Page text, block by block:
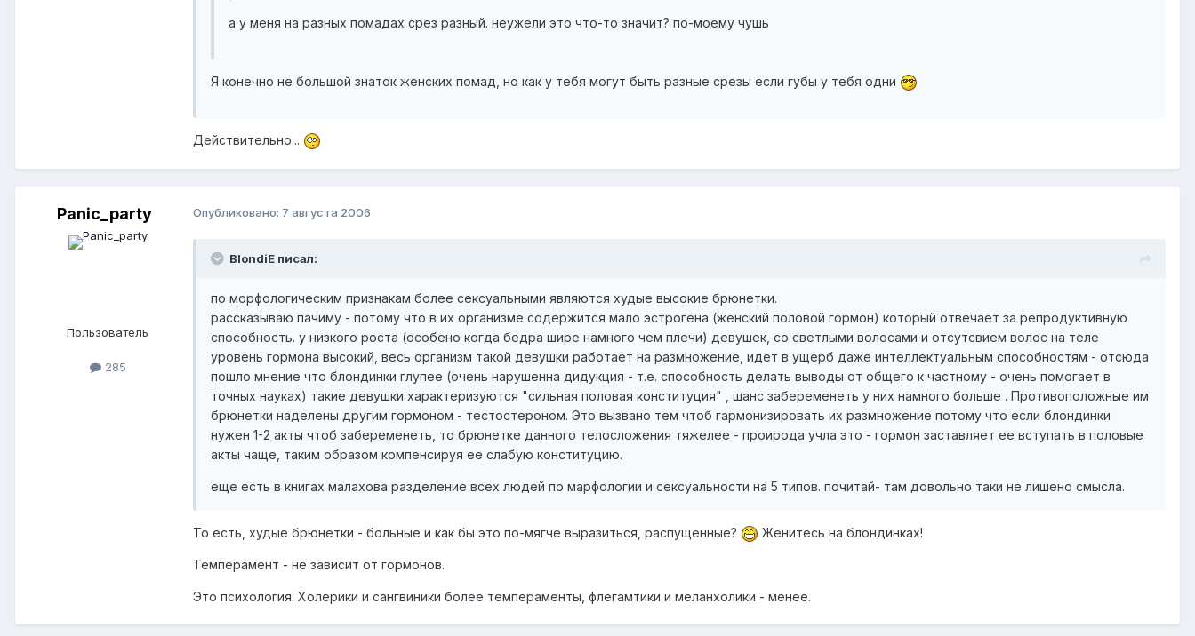
а у меня на разных помадах срез разный. неужели это что-то значит? по-моему чушь
Я конечно не большой знаток женских помад, но как у тебя могут быть разные срезы если губы у тебя одни
Действительно...
Panic_party
Пользователь
285
Опубликовано: 7 августа 2006
BlondiE писал:
по морфологическим признакам более сексуальными являются худые высокие брюнетки.
рассказываю пачиму - потому что в их организме содержится мало эстрогена (женский половой гормон) который отвечает за репродуктивную
способность. у низкого роста (особено когда бедра шире намного чем плечи) девушек, со светлыми волосами и отсутсвием волос на теле
уровень гормона высокий, весь организм такой девушки работает на размножение, идет в ущерб даже интеллектуальным способностям - отсюда
пошло мнение что блондинки глупее (очень нарушенна дидукция - т.е. способность делать выводы от общего к частному - очень помогает в
точных науках) такие девушки характеризуются "сильная половая конституция" , шанс забеременеть у них намного больше . Противоположные им
брюнетки наделены другим гормоном - тестостероном. Это вызвано тем чтоб гармонизировать их размножение потому что если блондинки
нужен 1-2 акты чтоб забеременеть, то брюнетке данного телосложения тяжелее - проирода учла это - гормон заставляет ее вступать в половые
акты чаще, таким образом компенсируя ее слабую конституцию.
еще есть в книгах малахова разделение всех людей по марфологии и сексуальности на 5 типов. почитай- там довольно таки не лишено смысла.
То есть, худые брюнетки - больные и как бы это по-мягче выразиться, распущенные? Женитесь на блондинках!
Темперамент - не зависит от гормонов.
Это психология. Холерики и сангвиники более темпераменты, флегамтики и меланхолики - менее.